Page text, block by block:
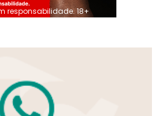
responsabilidade. 18+